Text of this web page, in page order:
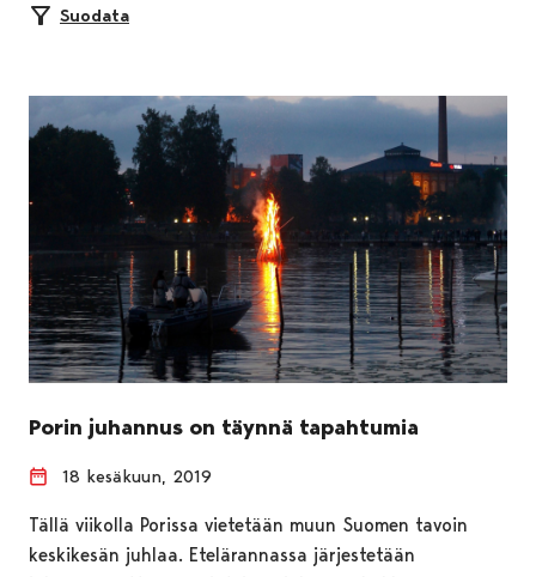
Suodata
Porin juhannus on täynnä tapahtumia
18 kesäkuun, 2019
Tällä viikolla Porissa vietetään muun Suomen tavoin
keskikesän juhlaa. Etelärannassa järjestetään